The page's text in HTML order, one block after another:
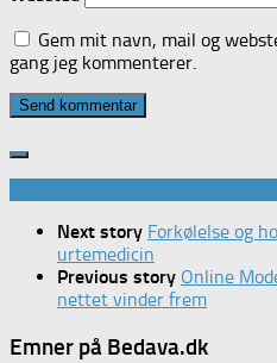
Gem mit navn, mail og
gang jeg kommenterer.
Next story Forkølelse og
urtemedicin
Previous story Online
nettet vinder frem
Emner på Bedava.dk